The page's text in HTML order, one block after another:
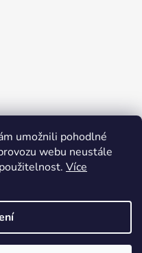
umožnili pohodlné
webu neustále
Více